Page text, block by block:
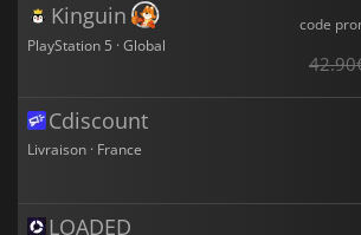
Kinguin
PlayStation 5 · Global
code
Cdiscount
Livraison · France
LOADED